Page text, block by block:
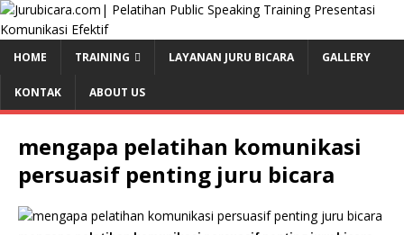
HOME TRAINING LAYANAN JURU BICARA GALLERY
KONTAK ABOUT US
mengapa pelatihan komunikasi
persuasif penting juru bicara